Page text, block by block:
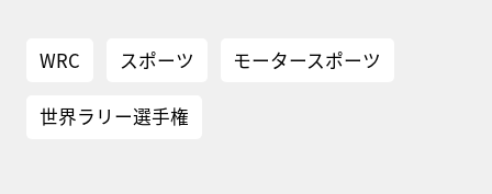
WRC スポーツ モータースポーツ
世界ラリー選手権